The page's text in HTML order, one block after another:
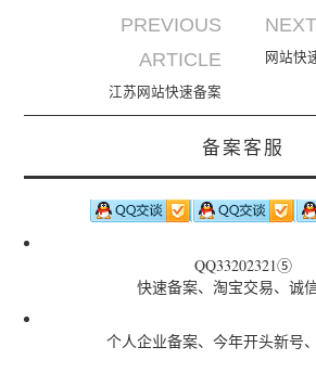
Post navigation
PREVIOUS
ARTICLE
江苏网站快速备案
网站快
备案客服
QQ33202321⑤
快速备案、淘宝交易、诚
个人企业备案、今年开头新号